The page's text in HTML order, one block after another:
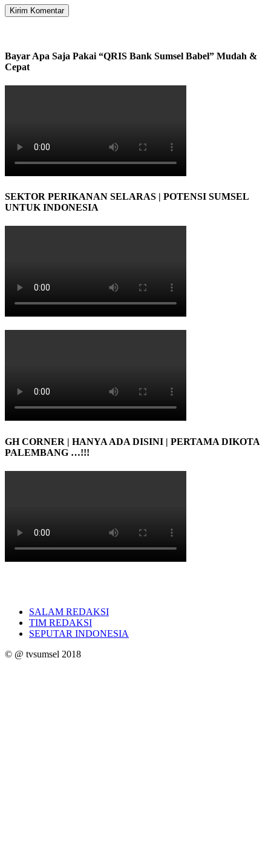
Bayar Apa Saja Pakai “QRIS Bank Sumsel Babel” Mudah &
Cepat
SEKTOR PERIKANAN SELARAS | POTENSI SUMSEL
UNTUK INDONESIA
GH CORNER | HANYA ADA DISINI | PERTAMA DIKOTA
PALEMBANG …!!!
SALAM REDAKSI
TIM REDAKSI
SEPUTAR INDONESIA
© @ tvsumsel 2018